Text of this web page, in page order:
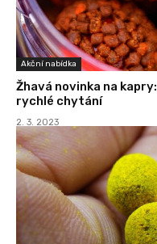
Akční nabídka
Žhavá novinka na
rychlé chytání
2. 3. 2023